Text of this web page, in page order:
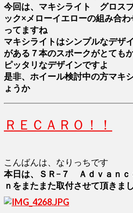
今回は、マキシライト グロス
ック×メローイエローの組み合
ってますね
マキシライトはシンプルなデザ
がある７本のスポークがとても
ピッタリなデザインですよ
是非、ホイール検討中の方マキ
ょうか
ＲＥＣＡＲＯ！！
こんばんは、なりっちです
本日は、ＳＲ−７ Ａｄｖａｎ
ｎをまたまた取付させて頂きま